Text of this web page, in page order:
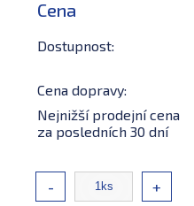
Cena
Dostupnost:
Cena dopravy:
Nejnižší prodejní cena
za posledních 30 dní
- +